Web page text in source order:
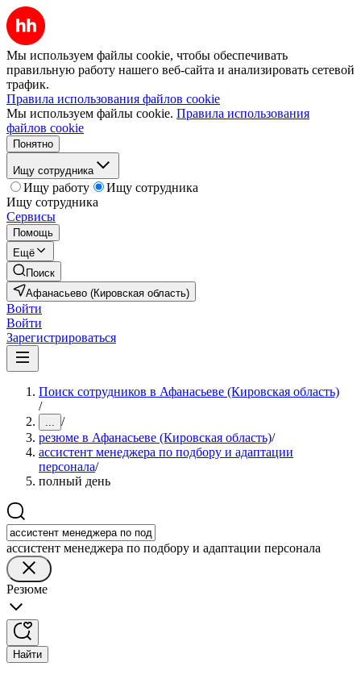
Мы используем файлы cookie, чтобы обеспечивать
правильную работу нашего веб-сайта и анализировать сетевой
трафик.
Правила использования файлов cookie
Мы используем файлы cookie. Правила использования
файлов cookie
Понятно
Ищу сотрудника
Ищу работу
Ищу сотрудника
Ищу сотрудника
Сервисы
Помощь
Ещё
Поиск
Афанасьево (Кировская область)
Войти
Войти
Зарегистрироваться
Поиск сотрудников в Афанасьеве (Кировская область)
/
... /
резюме в Афанасьеве (Кировская область)/
ассистент менеджера по подбору и адаптации
персонала/
полный день
ассистент менеджера по подбору и адаптации персонала
Резюме
Найти